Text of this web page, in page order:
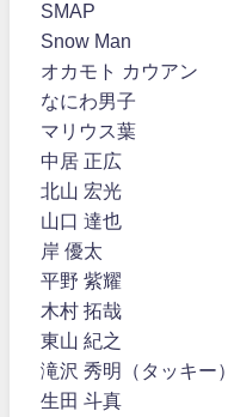
SMAP
Snow Man
オカモト カウアン
なにわ男子
マリウス葉
中居 正広
北山 宏光
山口 達也
岸 優太
平野 紫耀
木村 拓哉
東山 紀之
滝沢 秀明（タッキー）
生田 斗真